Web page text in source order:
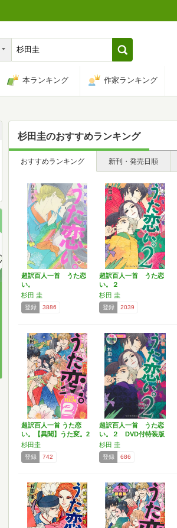
本ランキング 作家ランキング
杉田圭のおすすめランキング
おすすめランキング 新刊・発売日順
超訳百人一首 うた恋
い。
杉田 圭
登録 3886
超訳百人一首 うた恋
い。２
杉田 圭
登録 2039
超訳百人一首 うた恋
い。【異聞】うた変。2
杉田圭
登録 742
超訳百人一首 うた恋
い。２ DVD付特装版
杉田 圭
登録 686